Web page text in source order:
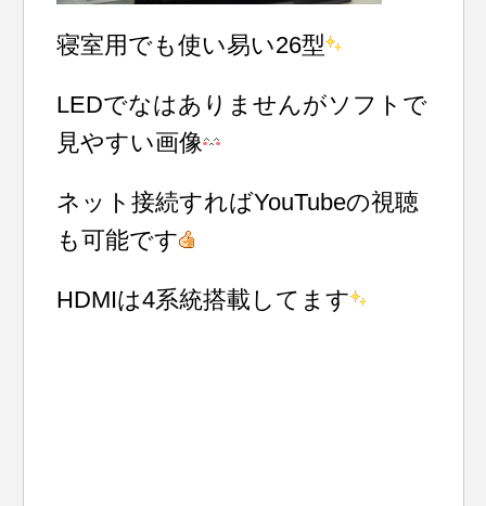
寝室用でも使い易い26型
LEDでなはありませんがソフトで
見やすい画像
ネット接続すればYouTubeの視聴
も可能です
HDMIは4系統搭載してます